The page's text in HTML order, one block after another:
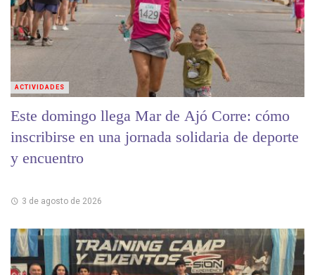
Este domingo llega Mar de Ajó Corre: cómo
inscribirse en una jornada solidaria de deporte
y encuentro
3 de agosto de 2026
ACTIVIDADES